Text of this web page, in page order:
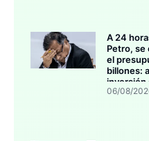
A 24
Petro, se
el
billones:
inversión
06/08/